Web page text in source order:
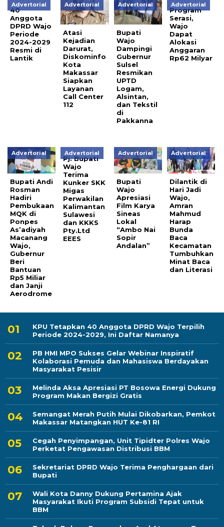
Advertorial
40
Anggota
DPRD Wajo
Periode
2024-2029
Resmi di
Lantik
Advertorial
Atasi
Kejadian
Darurat,
Diskominfo
Kota
Makassar
Siapkan
Layanan
Call Center
112
Advertorial
Bupati
Wajo
Dampingi
Gubernur
Sulsel
Resmikan
UPTD
Logam,
Alsintan,
dan Tekstil
di
Pakkanna
Advertorial
Program
Serasi,
Wajo
Dapat
Alokasi
Anggaran
Rp62 Milyar
Advertorial
Bupati Andi
Rosman
Hadiri
Pembukaan
MQK di
Ponpes
As’adiyah
Macanang
Wajo,
Gubernur
Beri
Bantuan
Rp5 Miliar
dan Janji
Aerodrome
Advertorial
Pj. Bupati
Wajo
Terima
Kunker SKK
Migas
Perwakilan
Kalimantan
Sulawesi
dan KKKS
Pty.Ltd
EEES
Advertorial
Bupati
Wajo
Apresiasi
Film Karya
Sineas
Lokal
“Ambo Nai
Sopir
Andalan”
Advertorial
Dilantik di
Hari Jadi
Wajo,
Amran
Mahmud
Harap
Bunda
Baca
Kecamatan
Tumbuhkan
Minat Baca
dan Literasi
KPU Tetapkan 40 Anggota DPRD Wajo Terpilih
Periode 2024-2029, Ini Daftar Namanya
PB HMI MPO Sukses Gelar Webinar Inspiratif
Kolaborasi Pemuda dan Mahasiswa Berdayakan
Masyarakat Pesisir
Melinda Aksa Apresiasi PT Bosowa Energi Dukung
Program Makan Bergizi Gratis
Semangat Merah Putih Mulai Dikobarkan, Pemkot
Makassar Matangkan HUT Ke-81 RI
Cegah Penyimpangan, Unit Tipidter Polres Wajo
Perketat Pengawasan Distribusi BBM
Sekretariat DPRD Wajo Terima Penghargaan dari
Bupati
Wali Kota Danny Dukung Pertamina Ajak
Masyarakat Ikuti Program Subsidi Tepat untuk
BBM